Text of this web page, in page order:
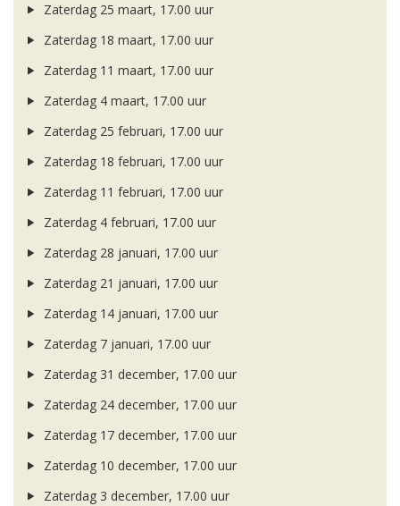
Zaterdag 25 maart, 17.00 uur
Zaterdag 18 maart, 17.00 uur
Zaterdag 11 maart, 17.00 uur
Zaterdag 4 maart, 17.00 uur
Zaterdag 25 februari, 17.00 uur
Zaterdag 18 februari, 17.00 uur
Zaterdag 11 februari, 17.00 uur
Zaterdag 4 februari, 17.00 uur
Zaterdag 28 januari, 17.00 uur
Zaterdag 21 januari, 17.00 uur
Zaterdag 14 januari, 17.00 uur
Zaterdag 7 januari, 17.00 uur
Zaterdag 31 december, 17.00 uur
Zaterdag 24 december, 17.00 uur
Zaterdag 17 december, 17.00 uur
Zaterdag 10 december, 17.00 uur
Zaterdag 3 december, 17.00 uur